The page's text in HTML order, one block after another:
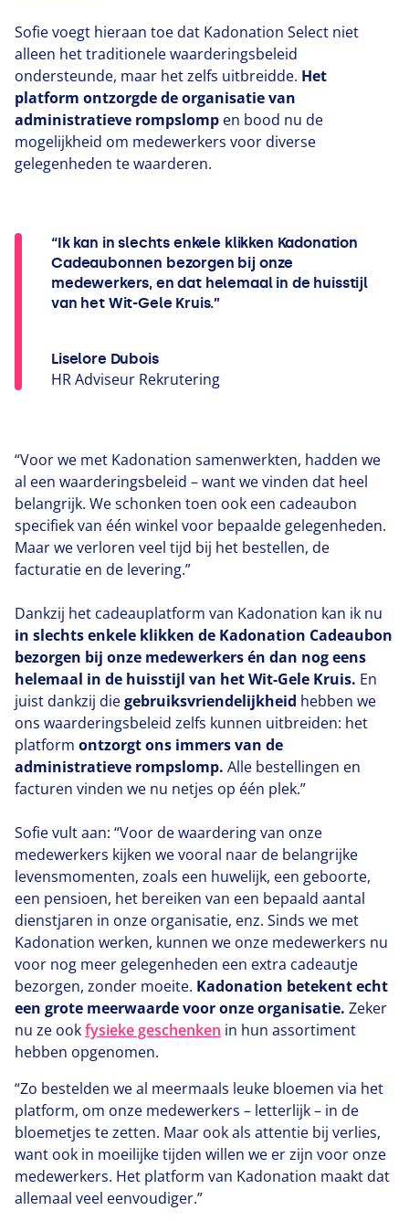
Sofie voegt hieraan toe dat Kadonation Select niet
alleen het traditionele waarderingsbeleid
ondersteunde, maar het zelfs uitbreidde. Het
platform ontzorgde de organisatie van
administratieve rompslomp en bood nu de
mogelijkheid om medewerkers voor diverse
gelegenheden te waarderen.
“Ik kan in slechts enkele klikken Kadonation
Cadeaubonnen bezorgen bij onze
medewerkers, en dat helemaal in de huisstijl
van het Wit-Gele Kruis.”
Liselore Dubois
HRAdviseur Rekrutering
“Voor we met Kadonation samenwerkten, hadden we
al een waarderingsbeleid – want we vinden dat heel
belangrijk. We schonken toen ook een cadeaubon
specifiek van één winkel voor bepaalde gelegenheden.
Maar we verloren veel tijd bij het bestellen, de
facturatie en de levering.”
Dankzij het cadeauplatform van Kadonation kan ik nu
in slechts enkele klikken de Kadonation Cadeaubon
bezorgen bij onze medewerkers én dan nog eens
helemaal in de huisstijl van het Wit-Gele Kruis. En
juist dankzij diegebruiksvriendelijkheid hebben we
ons waarderingsbeleid zelfs kunnen uitbreiden: het
platform ontzorgt ons immers van de
administratieve rompslomp. Alle bestellingen en
facturen vinden we nu netjes op één plek.”
Sofie vult aan: “Voor de waardering van onze
medewerkers kijken we vooral naar de belangrijke
levensmomenten, zoals een huwelijk, een geboorte,
een pensioen, het bereiken van een bepaald aantal
dienstjaren in onze organisatie, enz. Sinds we met
Kadonation werken, kunnen we onze medewerkers nu
voor nog meer gelegenheden een extra cadeautje
bezorgen, zonder moeite. Kadonation betekent echt
een grote meerwaarde voor onze organisatie. Zeker
nu ze ookfysieke geschenken in hun assortiment
hebben opgenomen.
“Zo bestelden we al meermaals leuke bloemen via het
platform, om onze medewerkers – letterlijk – in de
bloemetjes te zetten. Maar ook als attentie bij verlies,
want ook in moeilijke tijden willen we er zijn voor onze
medewerkers. Het platform van Kadonation maakt dat
allemaal veel eenvoudiger.”